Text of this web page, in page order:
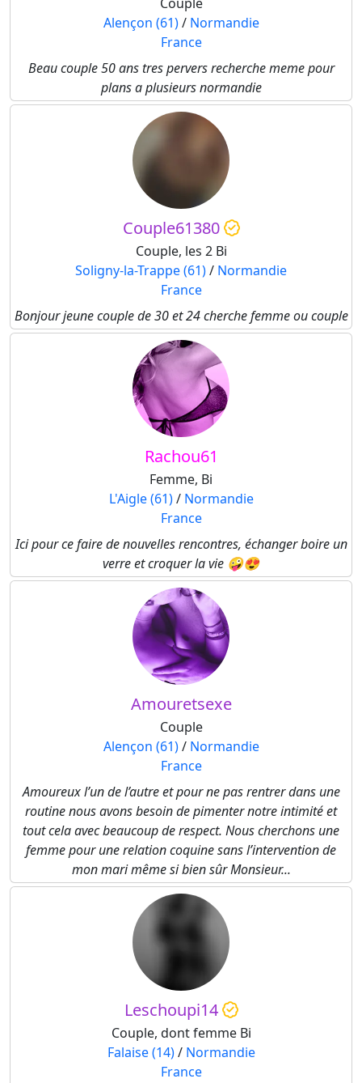
Alençon (61)/ Normandie
France
Beau couple 50 ans tres pervers recherche meme pour
plans a plusieurs normandie
Couple61380
Couple, les 2 Bi
Soligny-la-Trappe (61)/ Normandie
France
Bonjour jeune couple de 30 et 24 cherche femme ou couple
Rachou61
Femme, Bi
L'Aigle (61)/ Normandie
France
Ici pour ce faire de nouvelles rencontres, échanger boire un
verre et croquer la vie 🤪😍
Amouretsexe
Couple
Alençon (61)/ Normandie
France
Amoureux l’un de l’autre et pour ne pas rentrer dans une
routine nous avons besoin de pimenter notre intimité et
tout cela avec beaucoup de respect. Nous cherchons une
femme pour une relation coquine sans l’intervention de
mon mari même si bien sûr Monsieur...
Leschoupi14
Couple, dont femme Bi
Falaise (14)/ Normandie
France